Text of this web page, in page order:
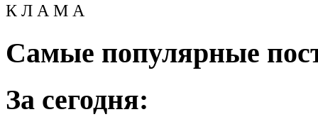
К Л А М А
Самые популярные
За сегодня: